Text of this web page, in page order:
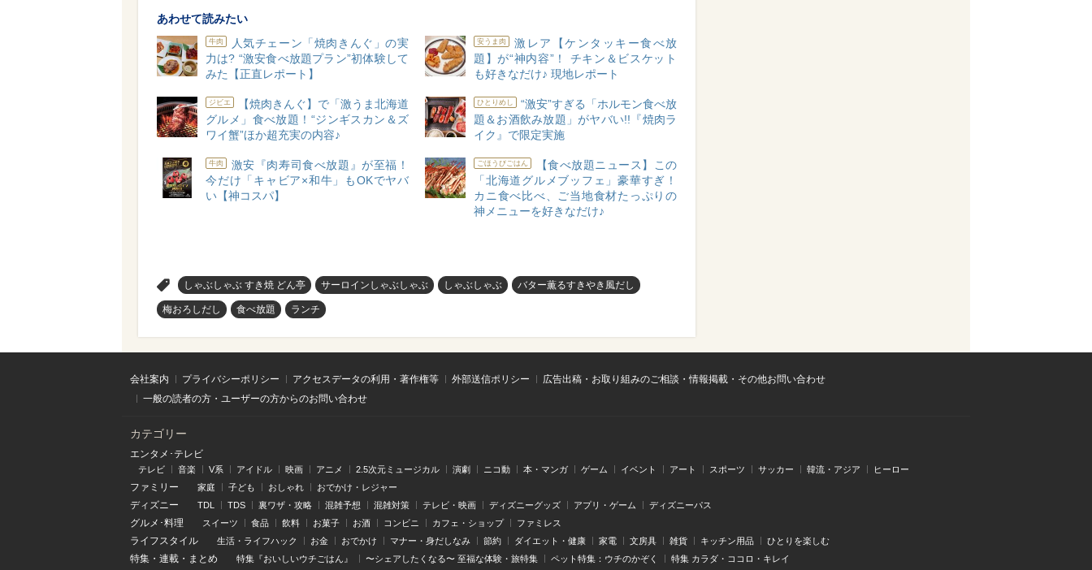
あわせて読みたい
牛肉
人気チェーン「焼肉きんぐ」の実
力は? “激安食べ放題プラン”初体験して
みた【正直レポート】
安うま肉
激レア【ケンタッキー食べ放
題】が“神内容”！ チキン＆ビスケット
も好きなだけ♪ 現地レポート
ジビエ
【焼肉きんぐ】で「激うま北海道
グルメ」食べ放題！“ジンギスカン＆ズ
ワイ蟹”ほか超充実の内容♪
ひとりめし
“激安”すぎる「ホルモン食べ放
題＆お酒飲み放題」がヤバい!!『焼肉ラ
イク』で限定実施
牛肉
激安『肉寿司食べ放題』が至福！
今だけ「キャビア×和牛」もOKでヤバ
い【神コスパ】
ごほうびごはん
【食べ放題ニュース】この
「北海道グルメブッフェ」豪華すぎ！
カニ食べ比べ、ご当地食材たっぷりの
神メニューを好きなだけ♪
しゃぶしゃぶ すき焼 どん亭 サーロインしゃぶしゃぶ しゃぶしゃぶ バター薫るすきやき風だし
梅おろしだし 食べ放題 ランチ
会社案内 プライバシーポリシー アクセスデータの利用・著作権等 外部送信ポリシー
広告出稿・お取り組みのご相談・情報掲載・その他お問い合わせ
一般の読者の方・ユーザーの方からのお問い合わせ
カテゴリー
エンタメ･テレビ
テレビ 音楽 V系 アイドル 映画 アニメ 2.5次元ミュージカル 演劇 ニコ動 本・マンガ ゲーム イベント アート スポーツ サッカー 韓流・アジア ヒーロー
ファミリー 家庭 子ども おしゃれ おでかけ・レジャー
ディズニー TDL TDS 裏ワザ・攻略 混雑予想 混雑対策 テレビ・映画 ディズニーグッズ アプリ・ゲーム ディズニーパス
グルメ･料理 スイーツ 食品 飲料 お菓子 お酒 コンビニ カフェ・ショップ ファミレス
ライフスタイル 生活・ライフハック お金 おでかけ マナー・身だしなみ 節約 ダイエット・健康 家電 文房具 雑貨 キッチン用品 ひとりを楽しむ
特集 ・ 連載 ・ まとめ 特集『おいしいウチごはん』 〜シェアしたくなる〜 至福な体験・旅特集 ペット特集：ウチのかぞく 特集 カラダ・ココロ・キレイ